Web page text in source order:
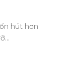
hút hơn